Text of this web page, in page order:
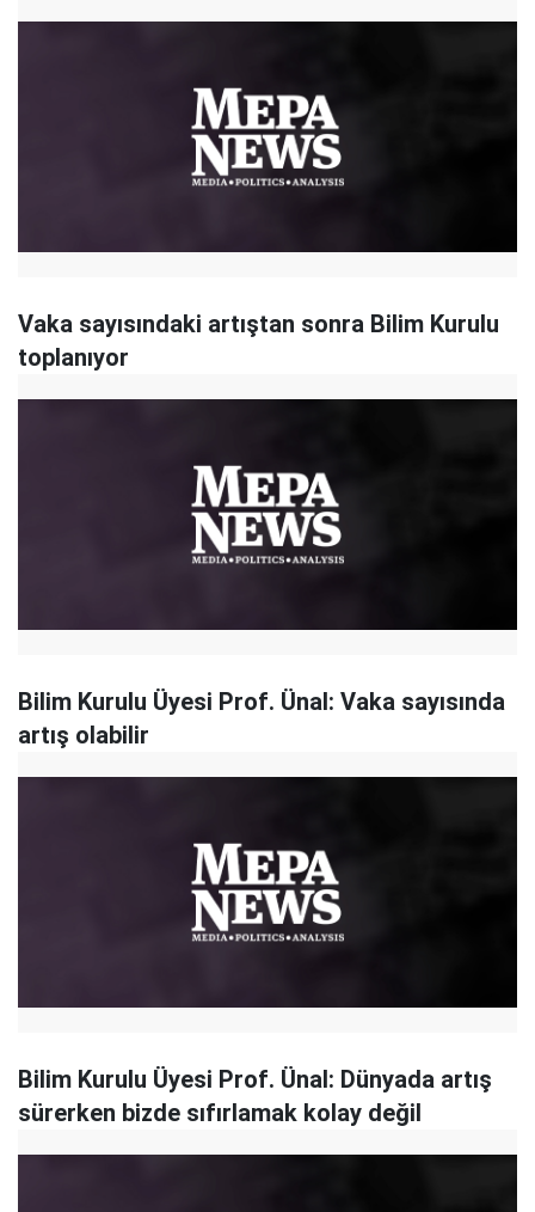
Vaka sayısındaki artıştan sonra Bilim Kurulu
toplanıyor
Bilim Kurulu Üyesi Prof. Ünal: Vaka sayısında
artış olabilir
Bilim Kurulu Üyesi Prof. Ünal: Dünyada artış
sürerken bizde sıfırlamak kolay değil